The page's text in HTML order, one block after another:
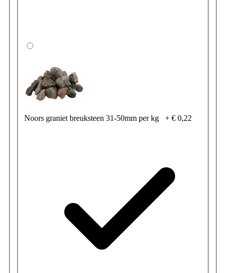
Noors graniet breuksteen 31-50mm per kg + € 0,22